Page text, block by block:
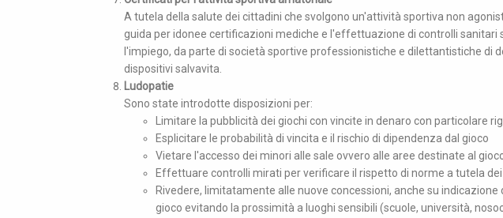
A tutela della salute dei cittadini che svolgono un'attività sportiva non
guida per idonee certificazioni mediche e l'effettuazione di controlli sanitari
l'impiego, da parte di società sportive professionistiche e dilettantistiche di
dispositivi salvavita.
Ludopatie
Sono state introdotte disposizioni per:
Limitare la pubblicità dei giochi con vincite in denaro con particolare
Esplicitare le probabilità di vincita e il rischio di dipendenza dal gioco
Vietare l'accesso dei minori alle sale ovvero alle aree destinate al
Effettuare controlli mirati per verificare il rispetto di norme a tutela
Rivedere, limitatamente alle nuove concessioni, anche su
gioco evitando la prossimità a luoghi sensibili (scuole, università,